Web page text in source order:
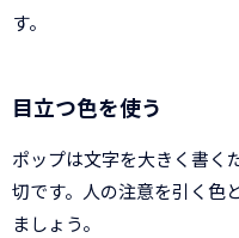
す。
目立つ色を使う
ポップは文字を大きく書く
切です。人の注意を引く色
ましょう。